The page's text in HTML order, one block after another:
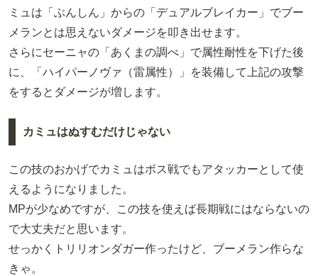
ミュは「ぶんしん」からの「デュアルブレイカー」でブー
メランとは思えないダメージを叩き出せます。
さらにセーニャの「あくまの調べ」で属性耐性を下げた後
に、「ハイパーノヴァ（雷属性）」を装備して上記の攻撃
をするとダメージが増します。
カミュはぬすむだけじゃない
この技のおかげでカミュはボス戦でもアタッカーとして使
えるようになりました。
MPが少なめですが、この技を使えば長期戦にはならないの
で大丈夫だと思います。
せっかくトリリオンダガー作ったけど、ブーメラン作らな
きゃ。